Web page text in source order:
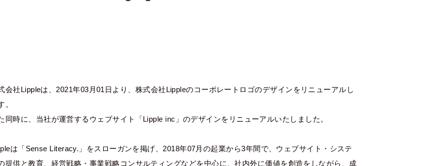
会社Lippleは、2021年03月01日より、株式会社Lippleのコーポレートロゴのデザインをリニューアルし
。
同時に、当社が運営するウェブサイト「Lipple inc」のデザインをリニューアルいたしました。
は「Sense Literacy.」をスローガンを掲げ、2018年07月の起業から3年間で、ウェブサイト・システ
提供と教育、経営戦略・事業戦略コンサルティングなどを中心に、社内外に価値を創造をしながら、成